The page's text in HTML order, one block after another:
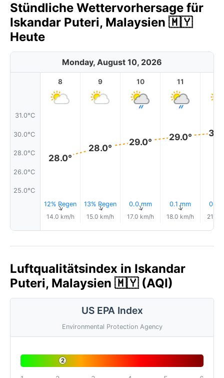
Stündliche Wettervorhersage für
Iskandar Puteri, Malaysien 🇲🇾
Heute
Monday, August 10, 2026
31.0°C
30.0°C
28.0°C
26.0°C
25.0°C
8
28.0°
12% Regen
↑
14.0 km/h
9
28.0°
13% Regen
↑
15.0 km/h
10
29.0°
0.0 mm
↑
17.0 km/h
11
29.0°
0.1 mm
↑
18.0 km/h
0.0
21.0
Luftqualitätsindex in Iskandar
Puteri, Malaysien 🇲🇾 (AQI)
US EPA Index
Environmental Protection Agency
2